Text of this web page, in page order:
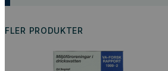
FLER PRODUKTER